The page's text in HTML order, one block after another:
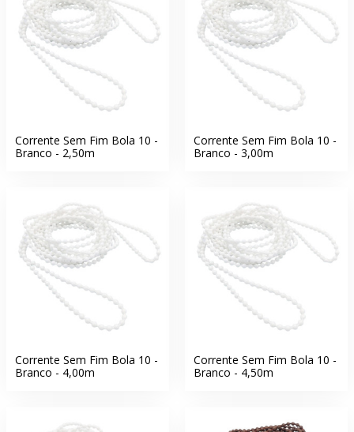
Corrente Sem Fim Bola 10 -
Branco - 2,50m
Corrente Sem Fim Bola 10 -
Branco - 3,00m
Corrente Sem Fim Bola 10 -
Branco - 4,00m
Corrente Sem Fim Bola 10 -
Branco - 4,50m